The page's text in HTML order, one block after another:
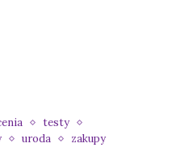
testy
uroda zakupy